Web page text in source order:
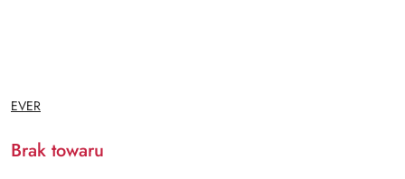
NAZWA
PRODUCENTA:
EVER
Brak towaru